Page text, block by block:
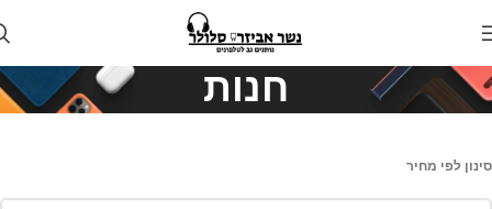
חנות
סינון לפי מחיר